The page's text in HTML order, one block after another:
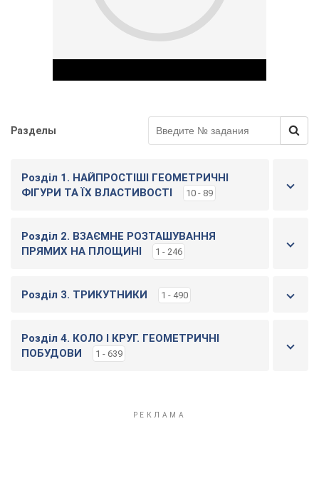
Разделы
Розділ 1. НАЙПРОСТІШІ ГЕОМЕТРИЧНІ
ФІГУРИ ТА ЇХ ВЛАСТИВОСТІ
10 - 89
Розділ 2. ВЗАЄМНЕ РОЗТАШУВАННЯ
ПРЯМИХ НА ПЛОЩИНІ
1 - 246
Розділ 3. ТРИКУТНИКИ 1 - 490
Розділ 4. КОЛО І КРУГ. ГЕОМЕТРИЧНІ
ПОБУДОВИ
1 - 639